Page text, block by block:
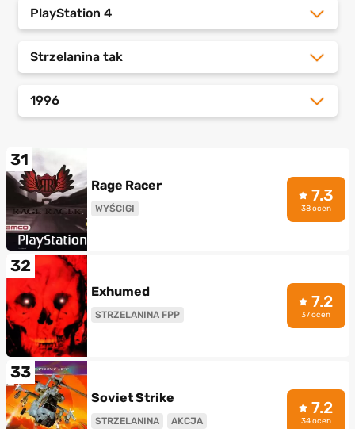
PlayStation 4
Strzelanina tak
1996
31
Rage Racer
WYŚCIGI
7.3
38 ocen
32
Exhumed
STRZELANINA FPP
7.2
37 ocen
33
Soviet Strike
STRZELANINA AKCJA
7.2
34 ocen